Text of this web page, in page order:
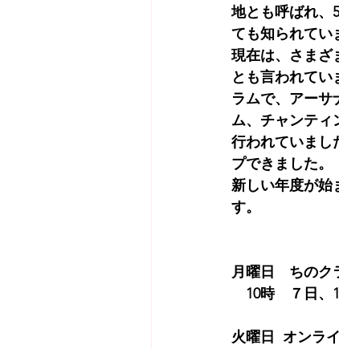
地とも呼ばれ、
ても知られてい
現在は、さまざ
とも言われて
ラムで、アー
ム、チャンティ
行われていまし
プできました。
新しい年度が始
す。
月曜日　ちのク
10時　７日、
火曜日  オンラ